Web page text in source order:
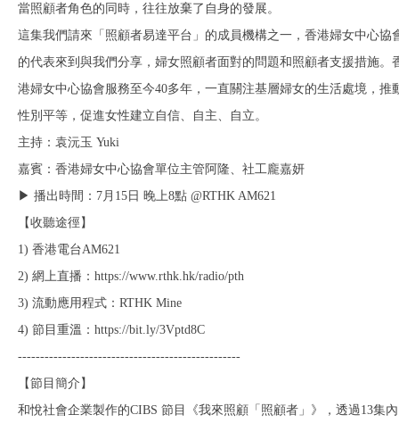
當照顧者角色的同時，往往放棄了自身的發展。
這集我們請來「照顧者易達平台」的成員機構之一，香港婦女中心協
的代表來到與我們分享，婦女照顧者面對的問題和照顧者支援措施。
港婦女中心協會服務至今40多年，一直關注基層婦女的生活處境，推
性別平等，促進女性建立自信、自主、自立。
主持：袁沅玉 Yuki
嘉賓：香港婦女中心協會單位主管阿隆、社工龐嘉妍
▶ 播出時間：7月15日 晚上8點 @RTHK AM621
【收聽途徑】
1) 香港電台AM621
2) 網上直播：https://www.rthk.hk/radio/pth
3) 流動應用程式：RTHK Mine
4) 節目重溫：https://bit.ly/3Vptd8C
--------------------------------------------------
【節目簡介】
和悅社會企業製作的CIBS 節目《我來照顧「照顧者」》，透過13集內